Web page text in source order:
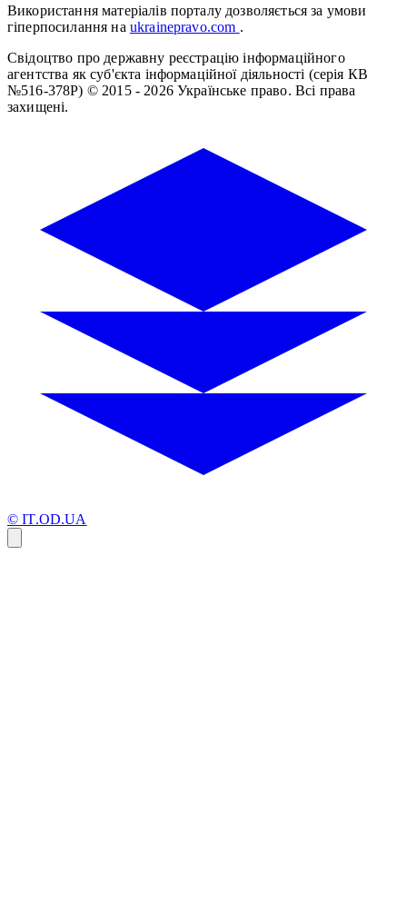
Використання матеріалів порталу дозволяється за умови
гіперпосилання на ukrainepravo.com .
Свідоцтво про державну реєстрацію інформаційного
агентства як суб'єкта інформаційної діяльності (серія КВ
№516-378Р) © 2015 - 2026 Українське право. Всі права
захищені.
© IT.OD.UA